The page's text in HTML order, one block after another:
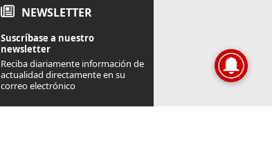
NEWSLETTER
Suscríbase a nuestro
newsletter
Reciba diariamente información de
actualidad directamente en su
correo electrónico